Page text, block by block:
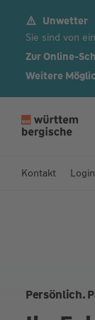
Unwetter
Sie sind von
Zur Online-
Weitere
riKontakt Login
Persönlich.